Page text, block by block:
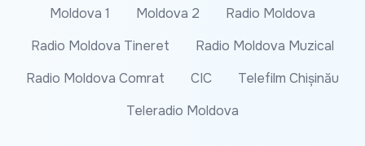
Moldova 1 Moldova 2
Radio Moldova
Radio Moldova Tineret
Radio Moldova Muzical
Radio Moldova Comrat
CIC
Telefilm Chișinău
Teleradio Moldova